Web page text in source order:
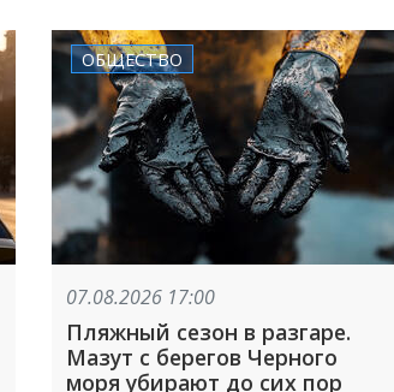
ОБЩЕСТВО
07.08.2026 17:00
Пляжный сезон в разгаре.
Мазут с берегов Черного
моря убирают до сих пор